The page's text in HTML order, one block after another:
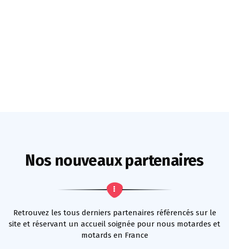
Nos nouveaux partenaires
Retrouvez les tous derniers partenaires référencés sur le
site et réservant un accueil soignée pour nous motardes et
motards en France